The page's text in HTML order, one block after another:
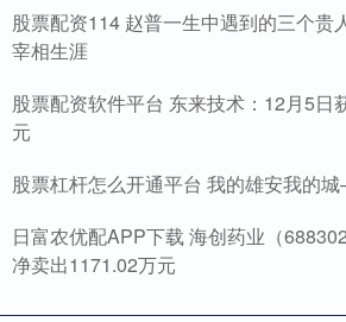
股票配资114 赵普一生中遇到的三个贵
宰相生涯
股票配资软件平台 东来技术：12月5日
元
股票杠杆怎么开通平台 我的雄安我的城
日富农优配APP下载 海创药业（
净卖出1171.02万元